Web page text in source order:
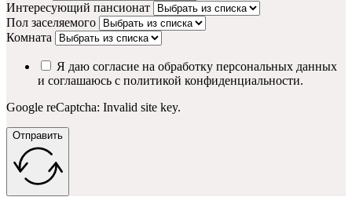
Интересующий пансионат
Пол заселяемого
Комната
Я даю согласие на обработку персональных данных
и соглашаюсь с политикой конфиденциальности.
Google reCaptcha: Invalid site key.
Отправить